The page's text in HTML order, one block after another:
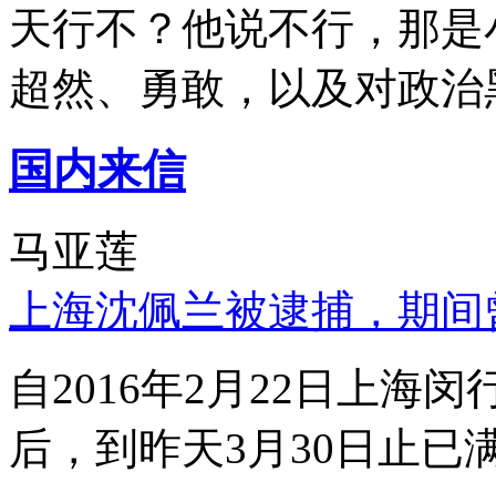
天行不？他说不行，那
超然、勇敢，以及对政
国内来信
马亚莲
上海沈佩兰被逮捕，期
自2016年2月22日上海
后，到昨天3月30日止已